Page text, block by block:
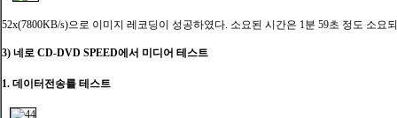
52x(7800KB/s)으로 이미지 레코딩이 성공하였다. 소요된 시간은 1분 59초 정도 소요
3) 네로 CD-DVD SPEED에서 미디어 테스트
1. 데이터전송률 테스트